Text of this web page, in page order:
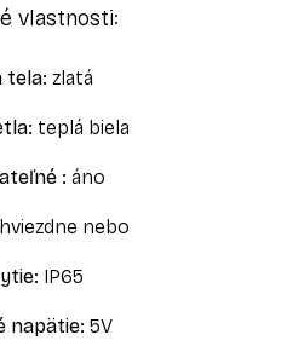
vlastnosti:
tela: zlatá
: teplá biela
: áno
hviezdne nebo
: IP65
napätie: 5V